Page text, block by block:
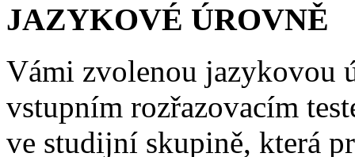
JAZYKOVÉ ÚROVNĚ
Vámi zvolenou jazykovou
vstupním rozřazovacím
ve studijní skupině, která